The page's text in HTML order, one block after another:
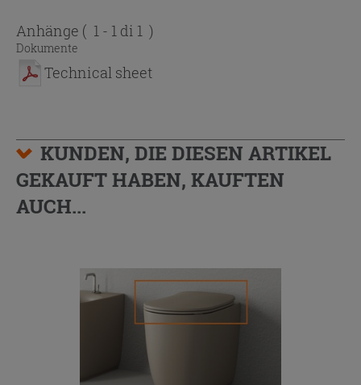
Anhänge ( 1 - 1 di 1 )
Dokumente
Technical sheet
KUNDEN, DIE DIESEN ARTIKEL
GEKAUFT HABEN, KAUFTEN
AUCH...